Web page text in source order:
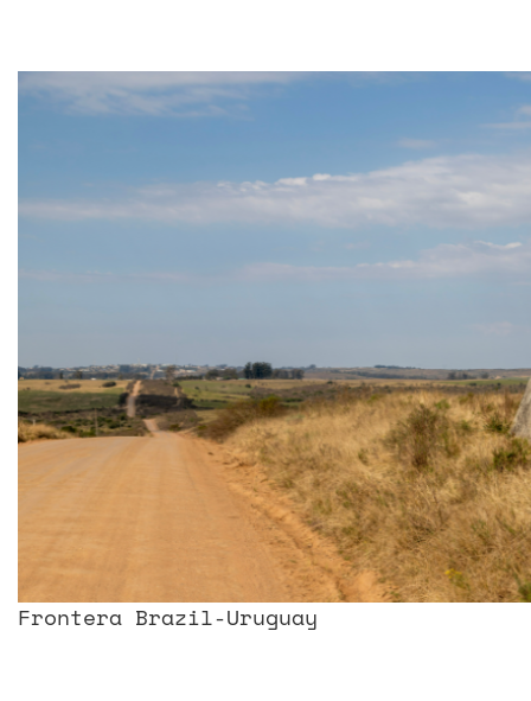
Frontera Brazil-Uruguay